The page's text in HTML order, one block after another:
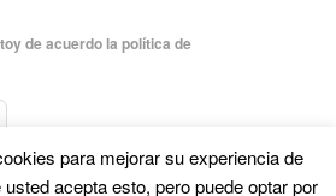
de acuerdo la política de
para mejorar su experiencia de
acepta esto, pero puede optar por